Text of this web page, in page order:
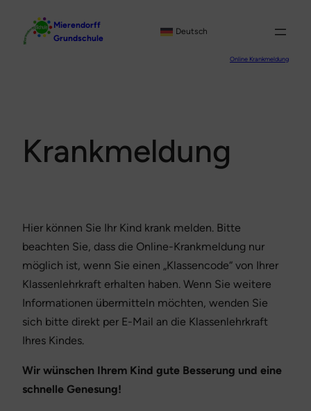
Inhalt
Mierendorff
Grundschule
Deutsch
Online Krankmeldung
Krankmeldung
Hier können Sie Ihr Kind krank melden. Bitte
beachten Sie, dass die Online-Krankmeldung nur
möglich ist, wenn Sie einen „Klassencode“ von Ihrer
Klassenlehrkraft erhalten haben. Wenn Sie weitere
Informationen übermitteln möchten, wenden Sie
sich bitte direkt per E-Mail an die Klassenlehrkraft
Ihres Kindes.
Wir wünschen Ihrem Kind gute Besserung und eine
schnelle Genesung!